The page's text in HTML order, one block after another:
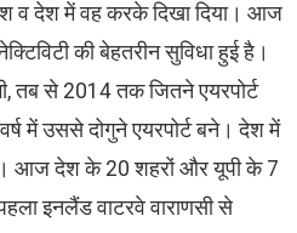
व देश में वह करके दिखा दिया। आज
की बेहतरीन सुविधा हुई है।
तब से 2014 तक जितने एयरपोर्ट
में उससे दोगुने एयरपोर्ट बने। देश में
आज देश के 20 शहरों और यूपी के 7
इनलैंड वाटरवे वाराणसी से